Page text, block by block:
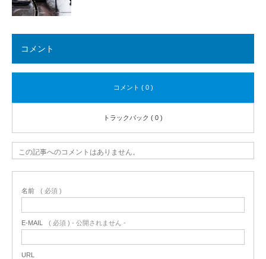
コメント
コメント ( 0 )
トラックバック ( 0 )
この記事へのコメントはありません。
名前 ( 必須 )
E-MAIL ( 必須 ) - 公開されません -
URL